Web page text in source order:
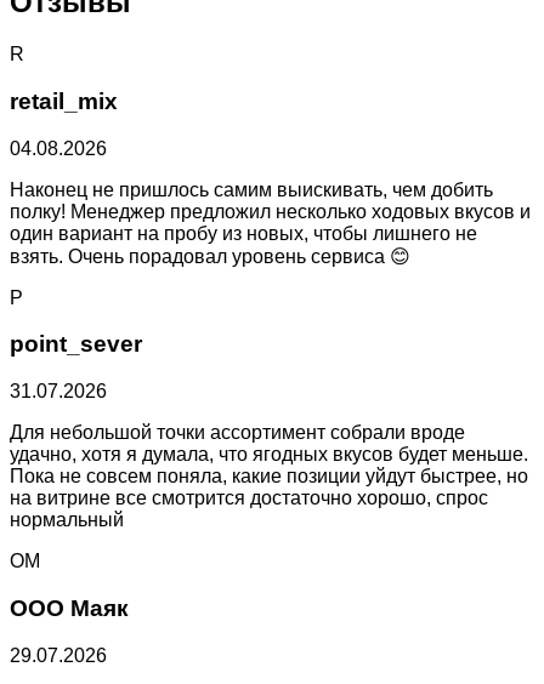
R
retail_mix
04.08.2026
Наконец не пришлось самим выискивать, чем добить
полку! Менеджер предложил несколько ходовых вкусов и
один вариант на пробу из новых, чтобы лишнего не
взять. Очень порадовал уровень сервиса 😊
P
point_sever
31.07.2026
Для небольшой точки ассортимент собрали вроде
удачно, хотя я думала, что ягодных вкусов будет меньше.
Пока не совсем поняла, какие позиции уйдут быстрее, но
на витрине все смотрится достаточно хорошо, спрос
нормальный
ОМ
ООО Маяк
29.07.2026